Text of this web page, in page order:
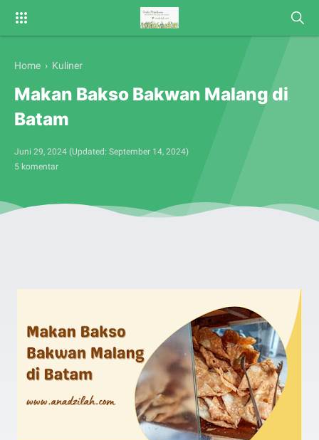
Home › Kuliner
Makan Bakso Bakwan Malang di
Batam
Juni 29, 2024 (Updated: September 14, 2024)
5 komentar